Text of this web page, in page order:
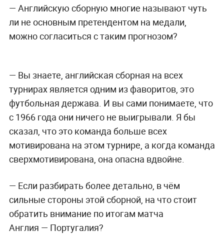
— Английскую сборную многие называют чуть
ли не основным претендентом на медали,
можно согласиться с таким прогнозом?
— Вы знаете, английская сборная на всех
турнирах является одним из фаворитов, это
футбольная держава. И вы сами понимаете, что
с 1966 года они ничего не выигрывали. Я бы
сказал, что это команда больше всех
мотивирована на этом турнире, а когда команда
сверхмотивирована, она опасна вдвойне.
— Если разбирать более детально, в чём
сильные стороны этой сборной, на что стоит
обратить внимание по итогам матча
Англия — Португалия?